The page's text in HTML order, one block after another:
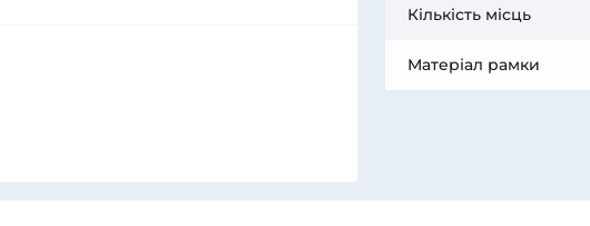
Кількість місць
Матеріал рамки